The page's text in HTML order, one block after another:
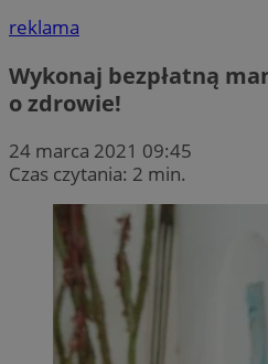
reklama
Wykonaj bezpłatną
o zdrowie!
24 marca 2021 09:45
Czas czytania: 2 min.